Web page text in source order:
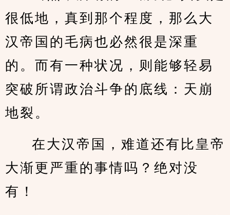
很低地，真到那个程度，那么大
汉帝国的毛病也必然很是深重
的。而有一种状况，则能够轻易
突破所谓政治斗争的底线：天崩
地裂。
在大汉帝国，难道还有比皇帝
大渐更严重的事情吗？绝对没
有！